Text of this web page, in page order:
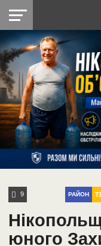
НІКОПОЛЬ
РАЙОН
СІЧЕСЛАВСЬКА
УКРАЇНА
РЕТРО
НІКОПОЛЬ
ЛАЙТ
УКРАЇНА
ДОПОМОГА
РАДІО
9 РАЙОН
юного